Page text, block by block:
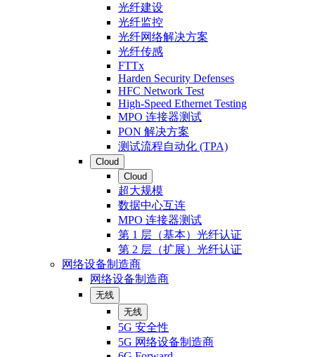
光纤建设
光纤监控
光纤网络解决方案
光纤传感
FTTx
Harden Security Defenses
HFC Network Test
High-Speed Ethernet Testing
MPO 连接器测试
PON 解决方案
测试流程自动化 (TPA)
Cloud
Cloud
超大规模
数据中心互连
MPO 连接器测试
第 1 层（基本）光纤认证
第 2 层（扩展）光纤认证
网络设备制造商
网络设备制造商
无线
无线
5G 安全性
5G 网络设备制造商